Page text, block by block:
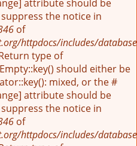
attribute should be
the notice in
of
httpdocs/includes/
type of
should either be
mixed, or the #
attribute should be
the notice in
of
httpdocs/includes/